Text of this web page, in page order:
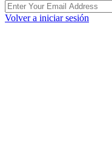
Volver a iniciar sesión